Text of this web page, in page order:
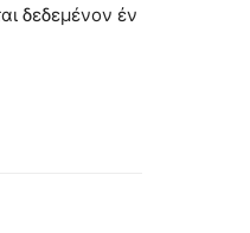
δεδεμένον ἐν